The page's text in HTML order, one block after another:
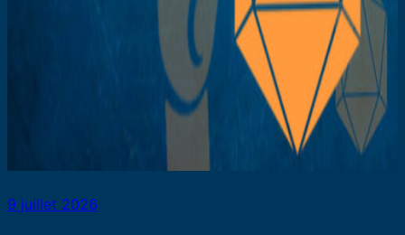
9 juillet 2026